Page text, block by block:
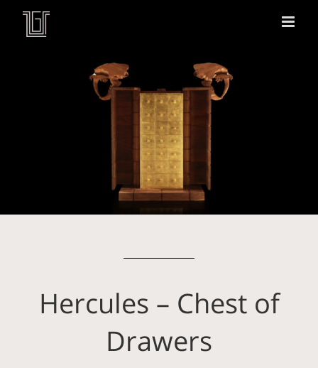
Hercules – Chest of
Drawers